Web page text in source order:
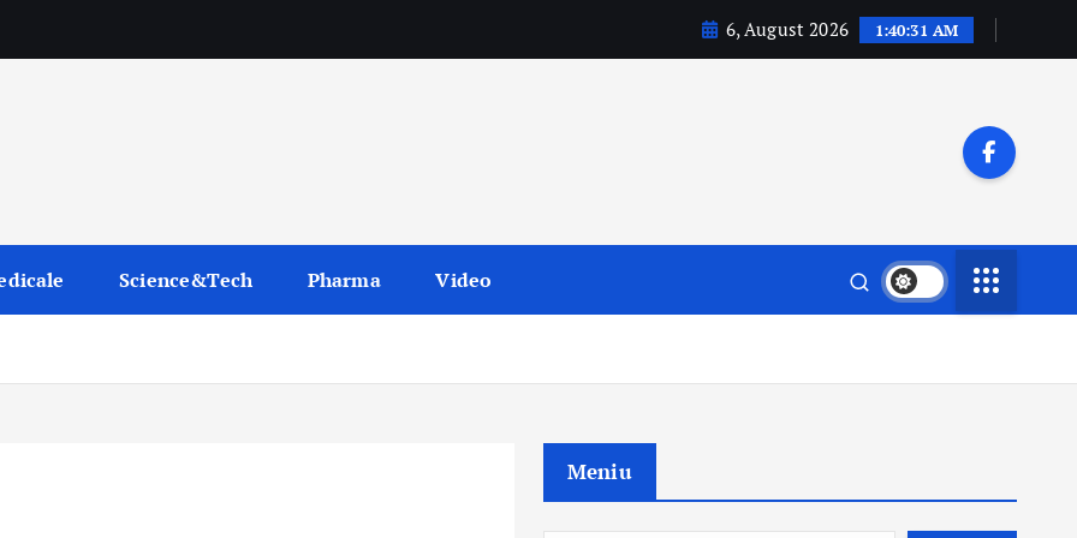
6, August 2026 1:40:32 AM
Science&Tech Pharma Video
Meniu